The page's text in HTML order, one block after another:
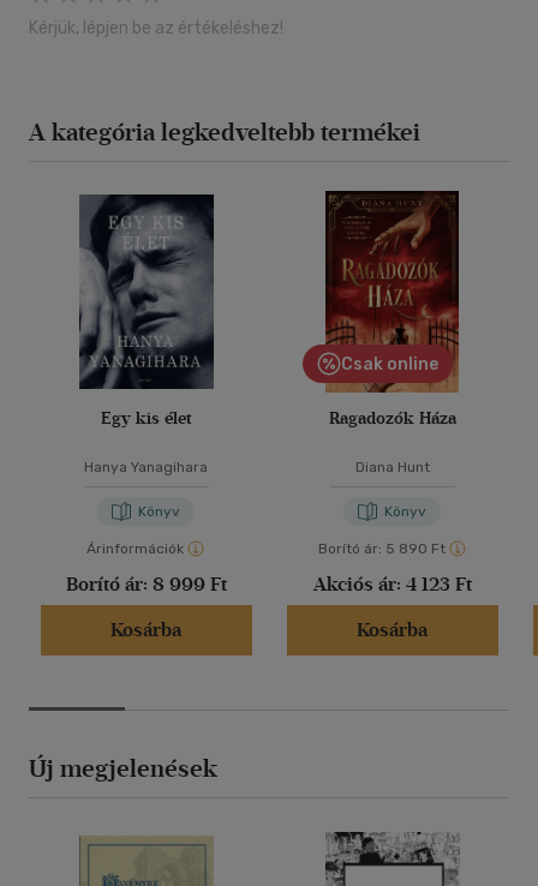
Kérjük, lépjen be az értékeléshez!
A kategória legkedveltebb termékei
Egy kis élet
Hanya Yanagihara
Könyv
Árinformációk
Borító ár: 8 999 Ft
Kosárba
Csak online
Ragadozók Háza
Diana Hunt
Könyv
Borító ár: 5 890 Ft
Akciós ár: 4 123 Ft
Kosárba
Új megjelenések